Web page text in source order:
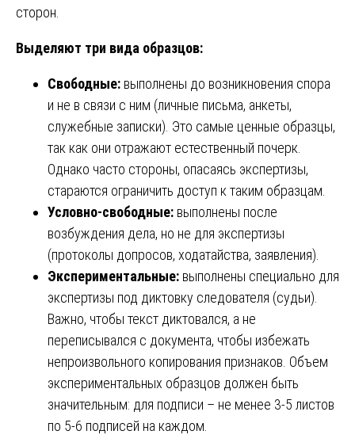
сторон.
Выделяют три вида образцов:
Свободные: выполнены до возникновения спора
и не в связи с ним (личные письма, анкеты,
служебные записки). Это самые ценные образцы,
так как они отражают естественный почерк.
Однако часто стороны, опасаясь экспертизы,
стараются ограничить доступ к таким образцам.
Условно-свободные: выполнены после
возбуждения дела, но не для экспертизы
(протоколы допросов, ходатайства, заявления).
Экспериментальные: выполнены специально для
экспертизы под диктовку следователя (судьи).
Важно, чтобы текст диктовался, а не
переписывался с документа, чтобы избежать
непроизвольного копирования признаков. Объем
экспериментальных образцов должен быть
значительным: для подписи – не менее 3-5 листов
по 5-6 подписей на каждом.